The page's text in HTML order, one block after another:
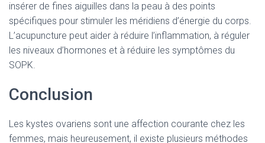
insérer de fines aiguilles dans la peau à des points
spécifiques pour stimuler les méridiens d’énergie du corps.
L’acupuncture peut aider à réduire l’inflammation, à réguler
les niveaux d’hormones et à réduire les symptômes du
SOPK.
Conclusion
Les kystes ovariens sont une affection courante chez les
femmes, mais heureusement, il existe plusieurs méthodes